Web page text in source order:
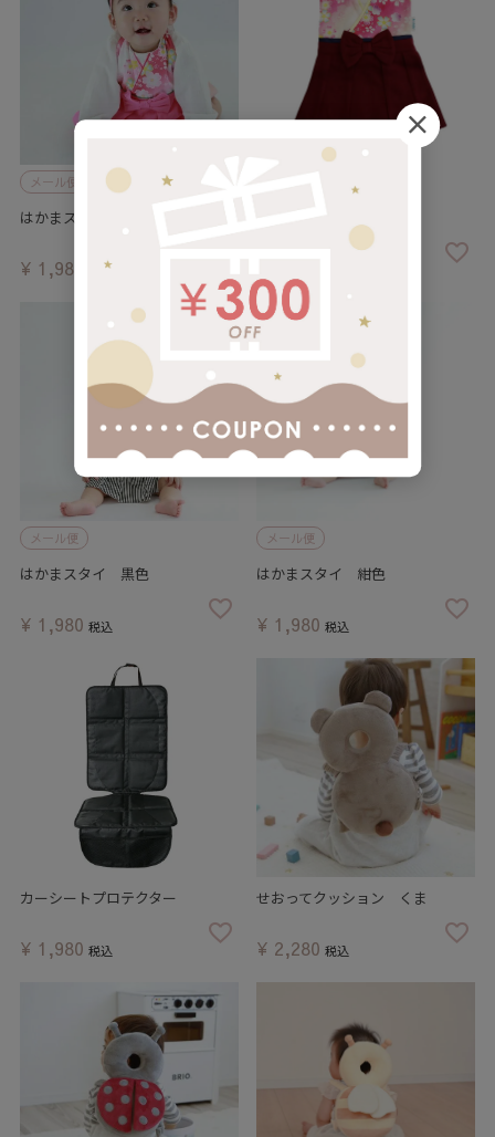
メール便
はかまスタイ 桃色
¥ 1,980 税込
メール便
はかまスタイ 黒色
¥ 1,980 税込
メール便
はかまスタイ 紺色
¥ 1,980 税込
カーシートプロテクター
¥ 1,980 税込
せおってクッション くま
¥ 2,280 税込